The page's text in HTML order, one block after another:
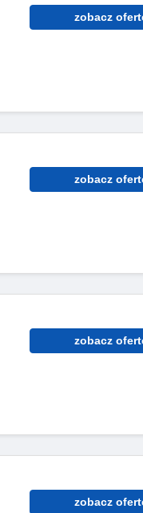
zobacz
zobacz
zobacz
zobacz